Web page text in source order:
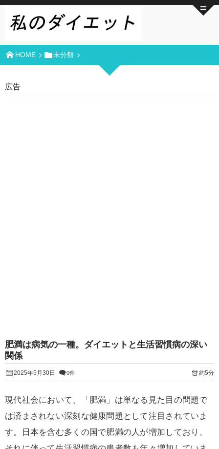
HOME 未分類
広告
肥満は病気の一種。ダイエットと生活習慣病の深い
関係
2025年5月30日 0件 約5分
現代社会において、「肥満」は単なる見た目の問題で
は済まされない深刻な健康問題として注目されていま
す。日本を含む多くの国で肥満の人が増加しており、